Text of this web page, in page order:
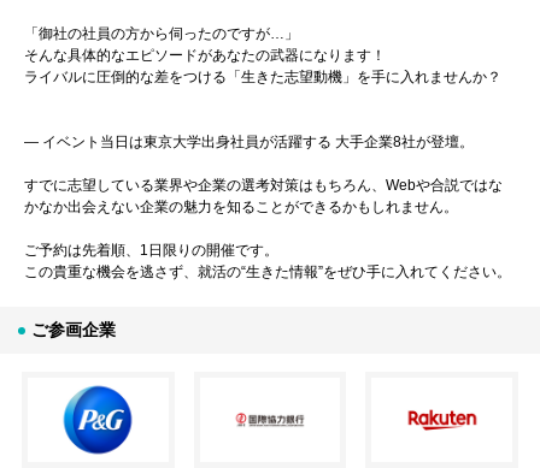
「御社の社員の方から伺ったのですが…」
そんな具体的なエピソードがあなたの武器になります！
ライバルに圧倒的な差をつける「生きた志望動機」を手に入れませんか？
― イベント当日は東京大学出身社員が活躍する 大手企業8社が登壇。
すでに志望している業界や企業の選考対策はもちろん、Webや合説ではな
かなか出会えない企業の魅力を知ることができるかもしれません。
ご予約は先着順、1日限りの開催です。
この貴重な機会を逃さず、就活の“生きた情報”をぜひ手に入れてください。
ご参画企業